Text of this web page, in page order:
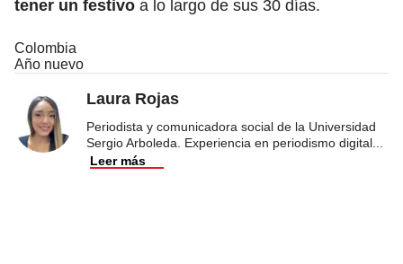
tener un festivo a lo largo de sus 30 días.
Colombia
Año nuevo
Laura Rojas
Periodista y comunicadora social de la Universidad
Sergio Arboleda. Experiencia en periodismo digital
Leer más